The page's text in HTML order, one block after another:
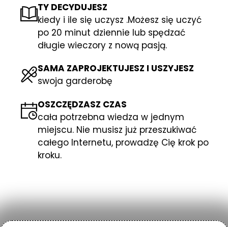
TY DECYDUJESZ
kiedy i ile się uczysz .Możesz się uczyć
po 20 minut dziennie lub spędzać
długie wieczory z nową pasją.
SAMA ZAPROJEKTUJESZ I USZYJESZ
swoja garderobę
OSZCZĘDZASZ CZAS
cała potrzebna wiedza w jednym
miejscu. Nie musisz już przeszukiwać
całego Internetu, prowadzę Cię krok po
kroku.